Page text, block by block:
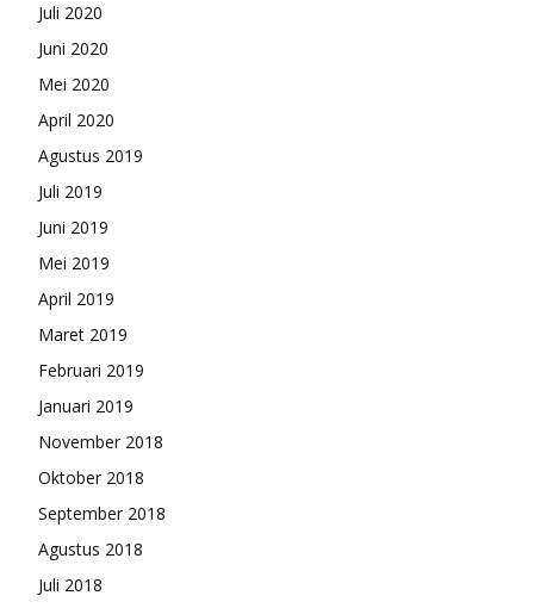
Juli 2020
Juni 2020
Mei 2020
April 2020
Agustus 2019
Juli 2019
Juni 2019
Mei 2019
April 2019
Maret 2019
Februari 2019
Januari 2019
November 2018
Oktober 2018
September 2018
Agustus 2018
Juli 2018